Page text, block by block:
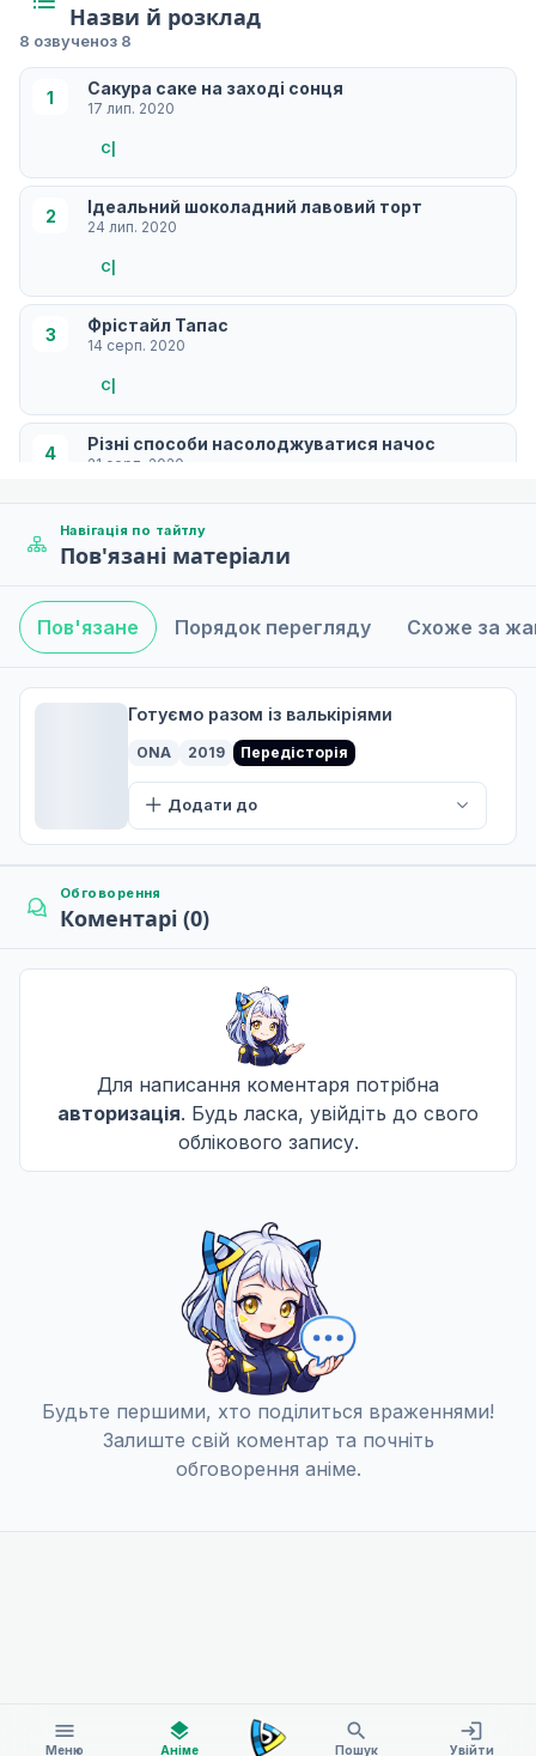
menu
Меню
layers
Аніме
search
Пошук
login
Увійти
Назви й розклад
8 озвученоз 8
1 Сакура саке на заході сонця
17 лип. 2020
С|
2 Ідеальний шоколадний лавовий торт
24 лип. 2020
С|
3 Фрістайл Тапас
14 серп. 2020
С|
4 Різні способи насолоджуватися начос
21 серп. 2020
Cherry Jam Reborn
С|
6
04 вер. 2020
Безвікова Весна
11 вер. 2020
Пізньолітній концерт і маленькі капустяні рулети
21 вер. 2020
Навігація по тайтлу
Пов'язані матеріали
Пов'язане Порядок перегляду Схоже за
Готуємо разом із валькіріями
ONA 2019 Передісторія
Додати до
Обговорення
Коментарі (0)
Для написання коментаря потрібна
авторизація. Будь ласка, увійдіть до свого
облікового запису.
Будьте першими, хто поділиться враженнями!
Залиште свій коментар та почніть
обговорення аніме.